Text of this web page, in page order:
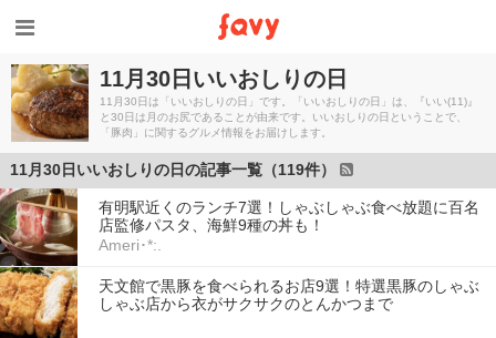
11月30日いいおしりの日
11月30日は「いいおしりの日」です。「いいおしりの日」は、『いい(11)』
と30日は月のお尻であることが由来です。いいおしりの日ということで、
「豚肉」に関するグルメ情報をお届けします。
11月30日いいおしりの日の記事一覧（119件）
有明駅近くのランチ7選！しゃぶしゃぶ食べ放題に百名
店監修パスタ、海鮮9種の丼も！
Ameri･*:.
天文館で黒豚を食べられるお店9選！特選黒豚のしゃぶ
しゃぶ店から衣がサクサクのとんかつまで